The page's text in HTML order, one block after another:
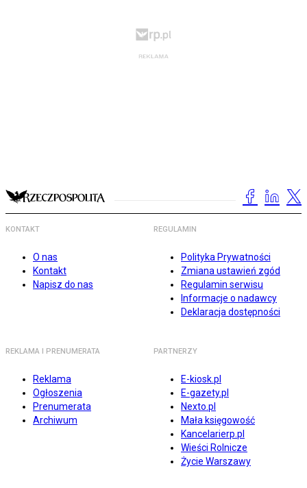
KONTAKT
O nas
Kontakt
Napisz do nas
REGULAMIN
Polityka Prywatności
Zmiana ustawień zgód
Regulamin serwisu
Informacje o nadawcy
Deklaracja dostępności
REKLAMA I PRENUMERATA
Reklama
Ogłoszenia
Prenumerata
Archiwum
PARTNERZY
E-kiosk.pl
E-gazety.pl
Nexto.pl
Mała księgowość
Kancelarierp.pl
Wieści Rolnicze
Życie Warszawy